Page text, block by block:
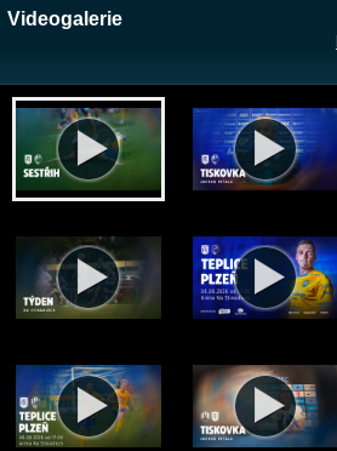
Zobrazit galerii
Videogalerie